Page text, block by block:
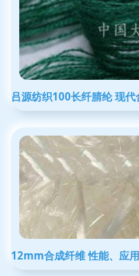
吕源纺织100长纤腈纶 现
12mm合成纤维 性能、应